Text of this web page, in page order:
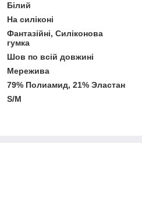
Білий
На силіконі
Фантазійні, Силіконова
гумка
Шов по всій довжині
Мережива
79% Полиамид, 21% Эластан
S/M